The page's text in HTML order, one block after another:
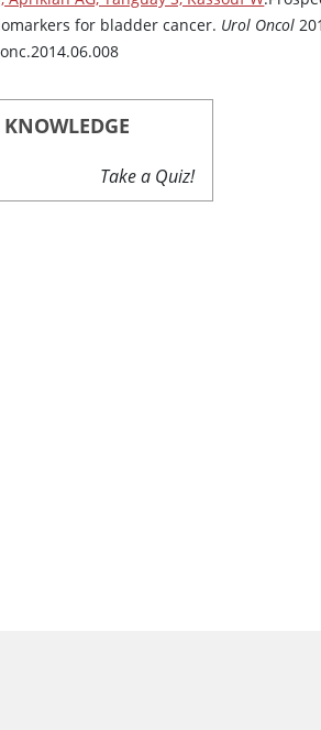
for bladder cancer. Urol Oncol
Take a Quiz!